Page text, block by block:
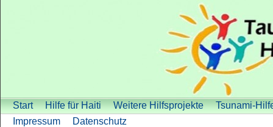
Start Hilfe für Haiti Weitere Hilfsprojekte
Tsunami-
Impressum
Datenschutz